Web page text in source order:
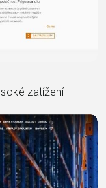
zatížení